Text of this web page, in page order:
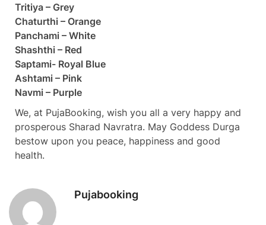
Tritiya – Grey
Chaturthi – Orange
Panchami – White
Shashthi – Red
Saptami- Royal Blue
Ashtami – Pink
Navmi – Purple
We, at PujaBooking, wish you all a very happy and
prosperous Sharad Navratra. May Goddess Durga
bestow upon you peace, happiness and good
health.
Pujabooking